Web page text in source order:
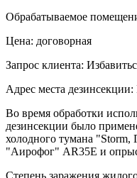
Обрабатываемое
Цена: договорная
Запрос клиента:
Адрес места
Во время обработки
дезинсекции было
холодного тумана "Storm,
"Аирофог" AR35E и